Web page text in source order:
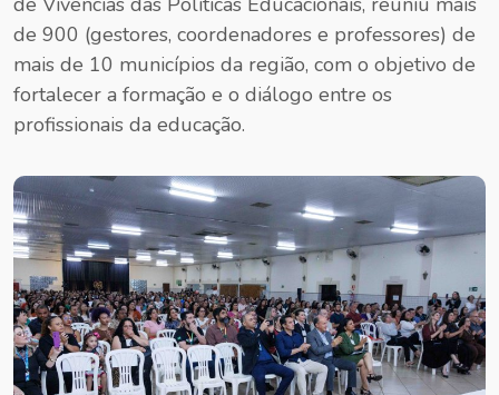
de 900 (gestores, coordenadores e professores) de
mais de 10 municípios da região, com o objetivo de
fortalecer a formação e o diálogo entre os
profissionais da educação.